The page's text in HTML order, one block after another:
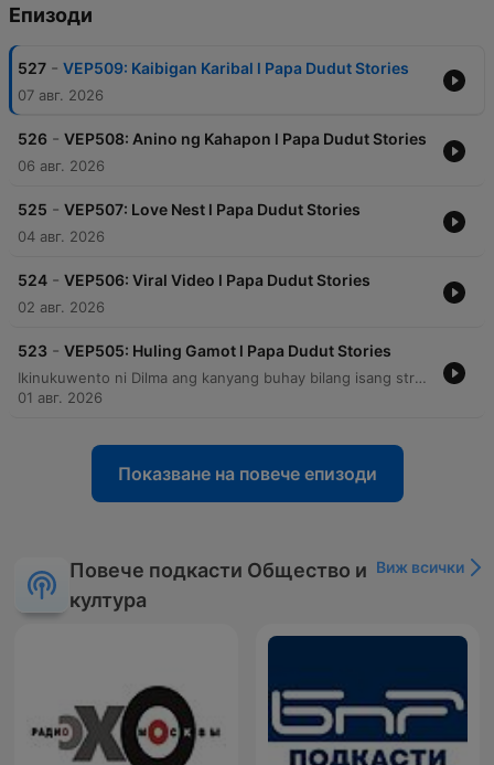
Епизоди
527 - VEP509: Kaibigan Karibal l Papa Dudut Stories
07 авг. 2026
526 - VEP508: Anino ng Kahapon l Papa Dudut Stories
06 авг. 2026
525 - VEP507: Love Nest l Papa Dudut Stories
04 авг. 2026
524 - VEP506: Viral Video l Papa Dudut Stories
02 авг. 2026
523 - VEP505: Huling Gamot l Papa Dudut Stories
Ikinukuwento ni Dilma ang kanyang buhay bilang isang street sweeper at ang masakit na pagkawala ng kanyang anak na si May matapos itong maaksidente habang bumibili ng gamot. Ipinapakita rin sa episode ang kanyang matinding pighati, ang mga kakaibang presensya sa kanilang tahanan, at ang proseso ng paghahanap ng kapayapaan at pagpapatawad sa kabila ng matinding galit.
01 авг. 2026
Показване на повече епизоди
Повече подкасти Общество и
култура
Виж всички